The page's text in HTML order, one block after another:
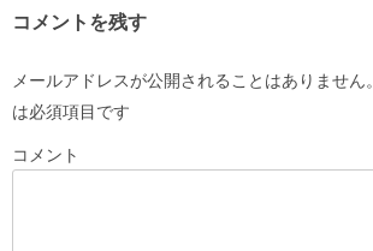
コメントを残す
メールアドレスが公開されることはありません。
は必須項目です
コメント